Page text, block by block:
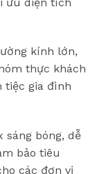
kính lớn,
thực khách
tiệc gia đình
sáng bóng, dễ
bảo tiêu
các đơn vị